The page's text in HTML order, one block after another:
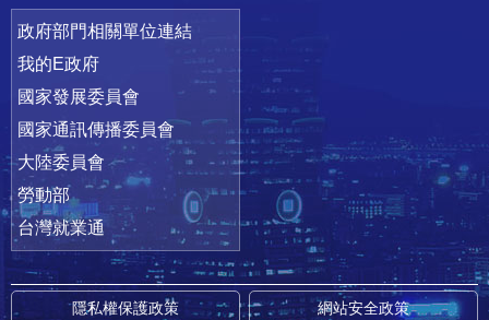
政府部門相關單位連結
我的E政府
國家發展委員會
國家通訊傳播委員會
大陸委員會
勞動部
台灣就業通
隱私權保護政策 網站安全政策